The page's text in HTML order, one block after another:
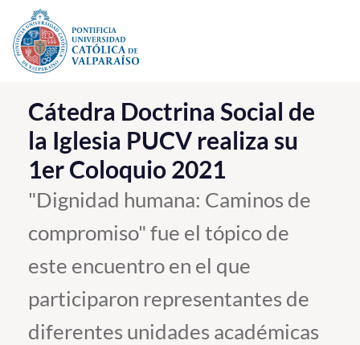
Click acá para ir directamente al contenido
La Universidad
Investigación, Creación e Innovación
PUCV Internacional
Vinculación con el Medio
Cátedra Doctrina Social de
la Iglesia PUCV realiza su
1er Coloquio 2021
"Dignidad humana: Caminos de
compromiso" fue el tópico de
este encuentro en el que
participaron representantes de
diferentes unidades académicas